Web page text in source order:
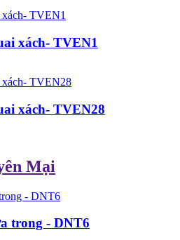
xách- TVEN1
xách- TVEN28
Mại
trong - DNT6